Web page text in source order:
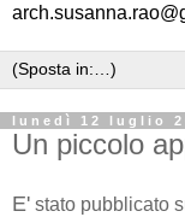
lunedì 12 luglio
Un piccolo
E' stato pubblicato